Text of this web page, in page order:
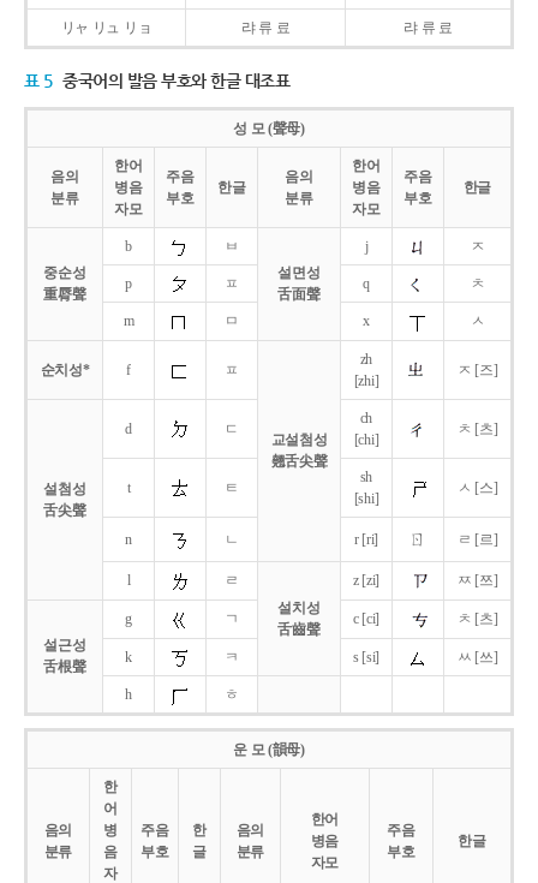
リャ リュ リョ 랴 류 료 랴 류 료
표 5 중국어의 발음 부호와 한글 대조표
성 모 (聲母)
음의
분류
한어
병음
자모
주음
부호
한글
음의
분류
한어
병음
자모
주음
부호
한글
중순성
重脣聲
b
ㅂ
설면성
舌面聲
j ㅈ
p ㅍ q ㅊ
m ㅁ x ㅅ
순치성* f ㅍ
교설첨성
翹舌尖聲
zh
[zhi]
ㅈ [즈]
설첨성
舌尖聲
d ㄷ
ch
[chi]
ㅊ [츠]
t ㅌ
sh
[shi]
ㅅ [스]
n ㄴ r [ri] ㄖ ㄹ [르]
l
ㄹ
설치성
舌齒聲
z [zi] ㅉ [쯔]
설근성
舌根聲
g ㄱ c [ci] ㅊ [츠]
k ㅋ s [si] ㅆ [쓰]
h ㅎ
운 모 (韻母)
음의
분류
한
어
병
음
자
주음
부호
한
글
음의
분류
한어
병음
자모
주음
부호
한글